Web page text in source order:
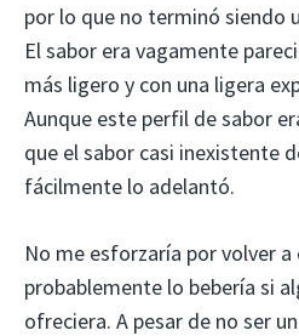
por lo que no terminó
El sabor era vagamente
más ligero y con una ligera
Aunque este perfil de sabor
que el sabor casi inexistente
fácilmente lo adelantó.
No me esforzaría por volver
probablemente lo bebería si
ofreciera. A pesar de no ser